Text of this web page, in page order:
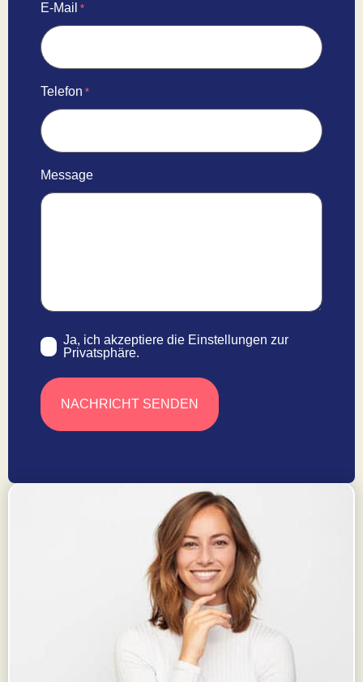
E-Mail *
Telefon *
Message
ConsentJa, ich akzeptiere die Einstellungen zur
Privatsphäre.